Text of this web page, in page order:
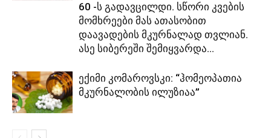
60 -ს გადავცილდი. სწორი კვების
მომხრეები მას ათასობით
დაავადების მკურნალად თვლიან.
ასე სიბერეში შემიყვარდა...
ექიმი კომაროვსკი: “ჰომეოპათია
მკურნალობის ილუზიაა”